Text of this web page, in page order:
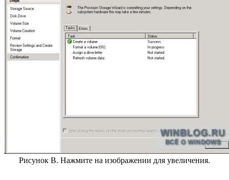
Рисунок B. Нажмите на изображении для увеличения.